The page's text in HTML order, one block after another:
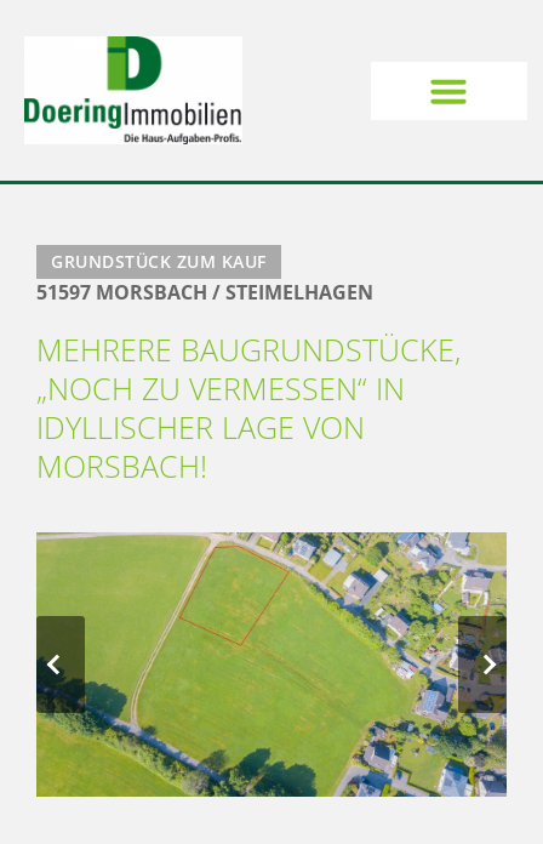
GRUNDSTÜCK ZUM KAUF
51597 MORSBACH / STEIMELHAGEN
MEHRERE BAUGRUNDSTÜCKE,
„NOCH ZU VERMESSEN“ IN
IDYLLISCHER LAGE VON
MORSBACH!